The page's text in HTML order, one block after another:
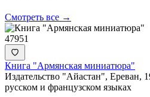
Смотреть все →
47951
Книга "Армянская миниатюра"
Издательство "Айастан", Ереван,
русском и французском языках